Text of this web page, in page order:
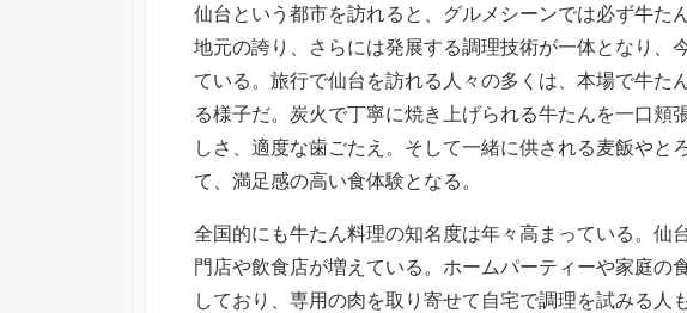
仙台という都市を訪れると、グルメシーンでは必ず牛た
地元の誇り、さらには発展する調理技術が一体となり、
ている。旅行で仙台を訪れる人々の多くは、本場で牛た
る様子だ。炭火で丁寧に焼き上げられる牛たんを一口頬
しさ、適度な歯ごたえ。そして一緒に供される麦飯やと
て、満足感の高い食体験となる。
全国的にも牛たん料理の知名度は年々高まっている。仙
門店や飲食店が増えている。ホームパーティーや家庭の
しており、専用の肉を取り寄せて自宅で調理を試みる人